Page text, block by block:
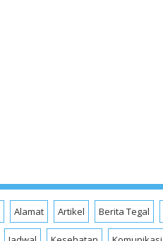
Alamat Artikel Berita Tegal